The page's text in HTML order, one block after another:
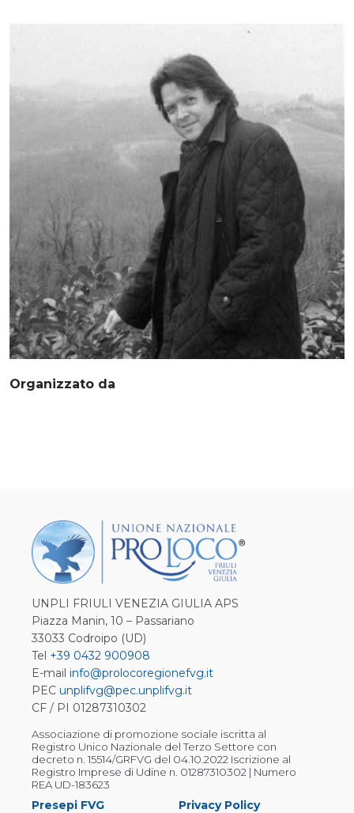
Organizzato da
UNPLI FRIULI VENEZIA GIULIA APS
Piazza Manin, 10 – Passariano
33033 Codroipo (UD)
Tel +39 0432 900908
E-mail info@prolocoregionefvg.it
PEC unplifvg@pec.unplifvg.it
CF / PI 01287310302
Associazione di promozione sociale iscritta al
Registro Unico Nazionale del Terzo Settore con
decreto n. 15514/GRFVG del 04.10.2022 Iscrizione al
Registro Imprese di Udine n. 01287310302 | Numero
REA UD-183623
Presepi FVG Privacy Policy